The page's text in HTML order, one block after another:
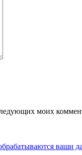
моих
ваши